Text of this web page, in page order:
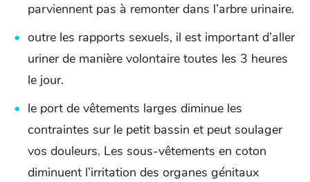
parviennent pas à remonter dans l’arbre urinaire.
outre les rapports sexuels, il est important d’aller
uriner de manière volontaire toutes les 3 heures
le jour.
le port de vêtements larges diminue les
contraintes sur le petit bassin et peut soulager
vos douleurs. Les sous-vêtements en coton
diminuent l’irritation des organes génitaux